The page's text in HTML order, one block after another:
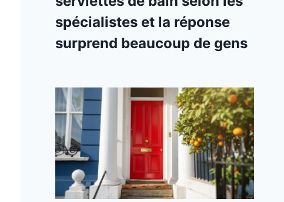
spécialistes et la réponse
surprend beaucoup de gens